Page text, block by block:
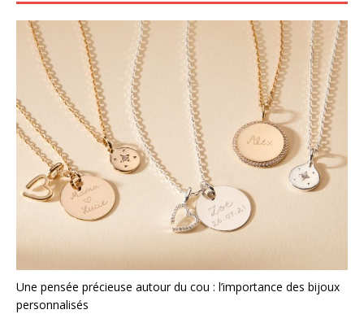
Une pensée précieuse autour du cou : l’importance des bijoux
personnalisés